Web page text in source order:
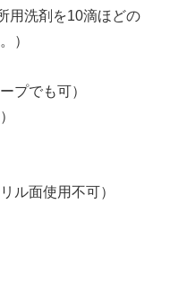
用洗剤を10滴ほどの
）
プでも可）
ル面使用不可）